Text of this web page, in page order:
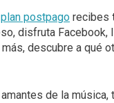
plan postpago recibes
disfruta Facebook,
más, descubre a qué
de la